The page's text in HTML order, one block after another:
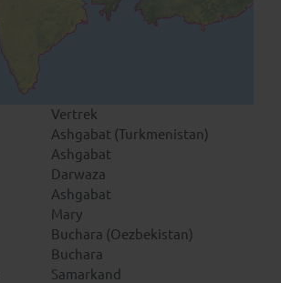
Vertrek
Ashgabat (Turkmenistan)
Ashgabat
Darwaza
Ashgabat
Mary
Buchara (Oezbekistan)
Buchara
Samarkand